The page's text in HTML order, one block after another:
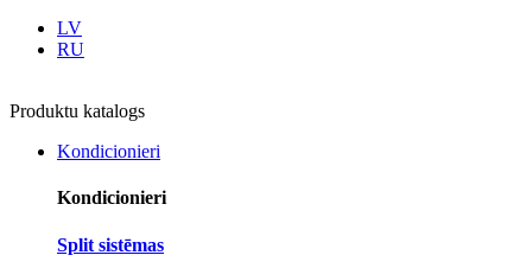
LV
RU
Produktu katalogs
Kondicionieri
Kondicionieri
Split sistēmas